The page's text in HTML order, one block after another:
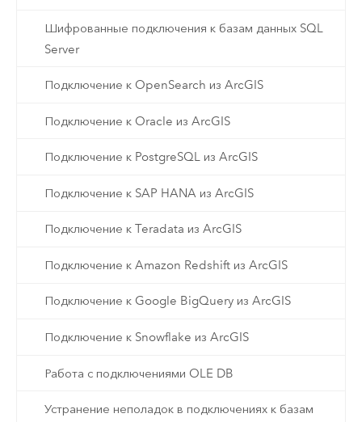
Шифрованные подключения к базам данных SQL
Server
Подключение к OpenSearch из ArcGIS
Подключение к Oracle из ArcGIS
Подключение к PostgreSQL из ArcGIS
Подключение к SAP HANA из ArcGIS
Подключение к Teradata из ArcGIS
Подключение к Amazon Redshift из ArcGIS
Подключение к Google BigQuery из ArcGIS
Подключение к Snowflake из ArcGIS
Работа с подключениями OLE DB
Устранение неполадок в подключениях к базам